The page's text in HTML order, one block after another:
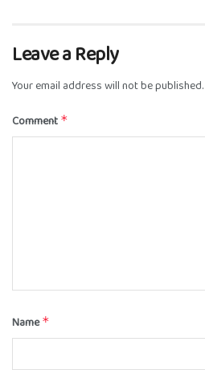
Leave a Reply
Your email address will not be published.
Comment *
Name*